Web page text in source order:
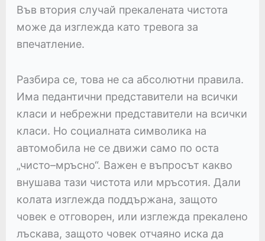
Във втория случай прекалената чистота
може да изглежда като тревога за
впечатление.
Разбира се, това не са абсолютни правила.
Има педантични представители на всички
класи и небрежни представители на всички
класи. Но социалната символика на
автомобила не се движи само по оста
„чисто–мръсно“. Важен е въпросът какво
внушава тази чистота или мръсотия. Дали
колата изглежда поддържана, защото
човек е отговорен, или изглежда прекалено
лъскава, защото човек отчаяно иска да